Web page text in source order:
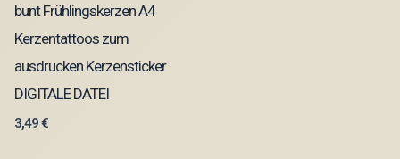
bunt Frühlingskerzen A4
Kerzentattoos zum
ausdrucken Kerzensticker
DIGITALE DATEI
3,49€